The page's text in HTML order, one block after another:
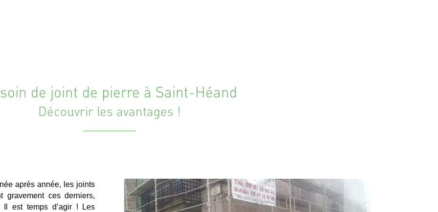
de joint de pierre à Saint-Héand
Découvrir les avantages !
après année, les joints
gravement ces derniers,
est temps d’agir ! Les